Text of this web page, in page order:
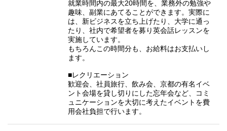
就業時間内の最大20時間を、業務外の勉強や
趣味、副業にあてることができます。実際に
は、新ビジネスを立ち上げたり、大学に通っ
たり、社内で希望者を募り英会話レッスンを
実施しています。
もちろんこの時間分も、お給料はお支払いし
ます。
■レクリエーション
歓迎会、社員旅行、飲み会、京都の有名イベ
ント会場を貸し切りにした忘年会など、コミ
ュニケーションを大切に考えたイベントを費
用会社負担で行います。